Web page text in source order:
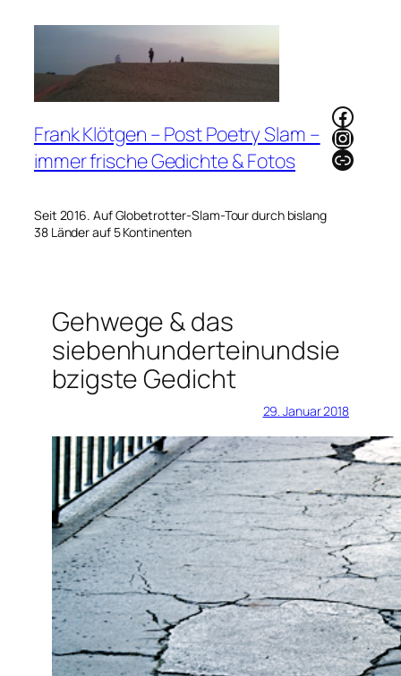
Frank Klötgen – Post Poetry Slam –
immer frische Gedichte & Fotos
Seit 2016. Auf Globetrotter-Slam-Tour durch bislang
38 Länder auf 5 Kontinenten
Link
Gehwege & das
siebenhunderteinundsie
bzigste Gedicht
29. Januar 2018